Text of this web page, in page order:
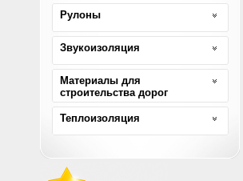
Рулоны
Звукоизоляция
Материалы для
строительства дорог
Теплоизоляция